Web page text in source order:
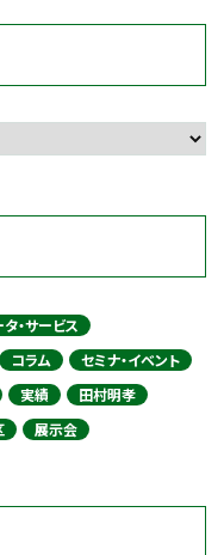
・サービス
コラム
セミナ・イベント
実績
田村明孝
展示会